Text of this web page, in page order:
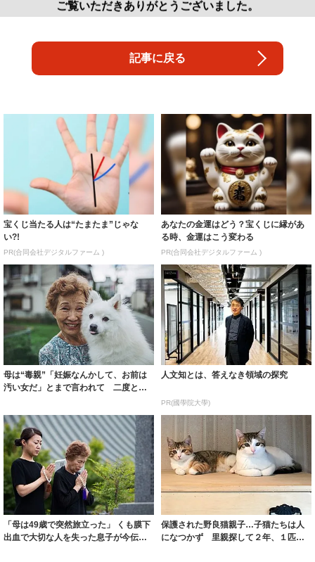
ご覧いただきありがとうございました。
記事に戻る
宝くじ当たる人は“たまたま”じゃな
い?!
PR(合同会社デジタルファーム )
あなたの金運はどう？宝くじに縁があ
る時、金運はこう変わる
PR(合同会社デジタルファーム )
母は“毒親”「妊娠なんかして、お前は
汚い女だ」とまで言われて 二度と会
人文知とは、答えなき領域の探究
PR(國學院大學)
「母は49歳で突然旅立った」 くも膜下
出血で大切な人を失った息子が今伝え
保護された野良猫親子…子猫たちは人
になつかず 里親探して２年、１匹は